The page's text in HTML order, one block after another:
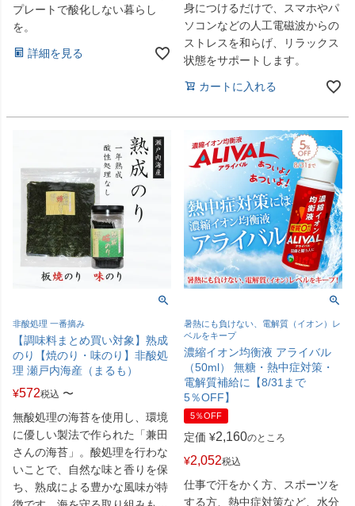
プレートで酸化しない暮らし
を。
詳細を見る
身につけるだけで、スマホやパ
ソコンなどの人工電磁波からの
ストレスを和らげ、リラックス
状態をサポートします。
カートに入れる
非酸処理 一番摘み
【調味料まとめ買い対象】熟成
のり【焼のり・味のり】非酸処
理 瀬戸内海産（まるも）
¥572税込 〜
無酸処理の海苔を使用し、環境
に優しい製法で作られた「兼田
さんの海苔」。酸処理を行わな
いことで、自然な味と香りを保
ち、熟成による豊かな風味が特
暑熱にも負けない、電解質（イオン）レ
ベルをキープ
濃縮イオン均衡液 アライバル
（50ml） 無糖・熱中症対策・
電解質補給に【8/31まで
5％OFF】
5％OFF
定価 ¥2,160のところ
¥2,052税込
仕事で汗をかく方、スポーツを
する方、熱中症対策など、水分